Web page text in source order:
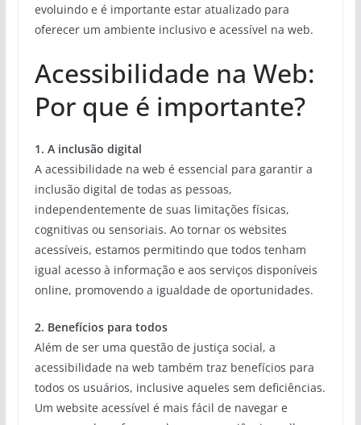
evoluindo e é importante estar atualizado para
oferecer um ambiente inclusivo e acessível na web.
Acessibilidade na Web:
Por que é importante?
1. A inclusão digital
A acessibilidade na web é essencial para garantir a
inclusão digital de todas as pessoas,
independentemente de suas limitações físicas,
cognitivas ou sensoriais. Ao tornar os websites
acessíveis, estamos permitindo que todos tenham
igual acesso à informação e aos serviços disponíveis
online, promovendo a igualdade de oportunidades.
2. Benefícios para todos
Além de ser uma questão de justiça social, a
acessibilidade na web também traz benefícios para
todos os usuários, inclusive aqueles sem deficiências.
Um website acessível é mais fácil de navegar e